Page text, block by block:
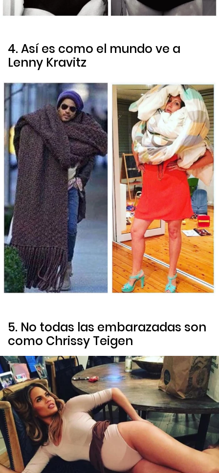
4. Así es como el mundo ve a
Lenny Kravitz
5. No todas las embarazadas son
como Chrissy Teigen